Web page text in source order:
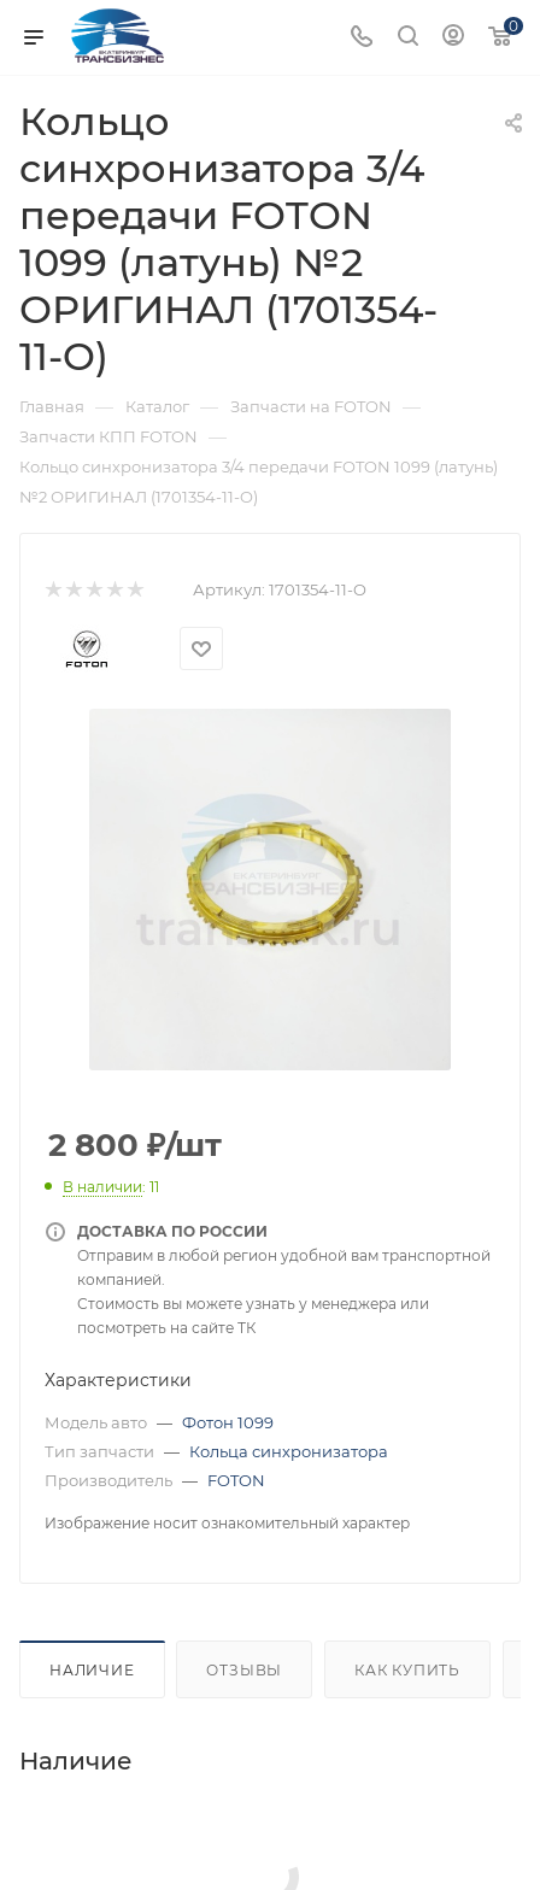
0
Кольцо
синхронизатора 3/4
передачи FOTON
1099 (латунь) №2
ОРИГИНАЛ (1701354-
11-O)
Главная — Каталог — Запчасти на FOTON —
Запчасти КПП FOTON —
Кольцо синхронизатора 3/4 передачи FOTON 1099 (латунь)
№2 ОРИГИНАЛ (1701354-11-O)
Артикул: 1701354-11-O
2 800 ₽/шт
В наличии: 11
ДОСТАВКА ПО РОССИИ
Отправим в любой регион удобной вам транспортной
компанией.
Стоимость вы можете узнать у менеджера или
посмотреть на сайте ТК
Характеристики
Модель авто — Фотон 1099
Тип запчасти — Кольца синхронизатора
Производитель — FOTON
Изображение носит ознакомительный характер
НАЛИЧИЕ ОТЗЫВЫ КАК КУПИТЬ
Наличие